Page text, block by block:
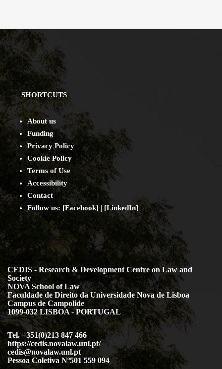
SHORTCUTS
About us
Funding
Privacy Policy
Cookie Policy
Terms of Use
Accessibility
Contact
Follow us: [Facebook] | [LinkedIn]
CEDIS - Research & Development Centre on Law and
Society
NOVA School of Law
Faculdade de Direito da Universidade Nova de Lisboa
Campus de Campolide
1099-032 LISBOA - PORTUGAL
Tel. +351(0)213 847 466
https://cedis.novalaw.unl.pt/
cedis@novalaw.unl.pt
Pessoa Coletiva Nº501 559 094